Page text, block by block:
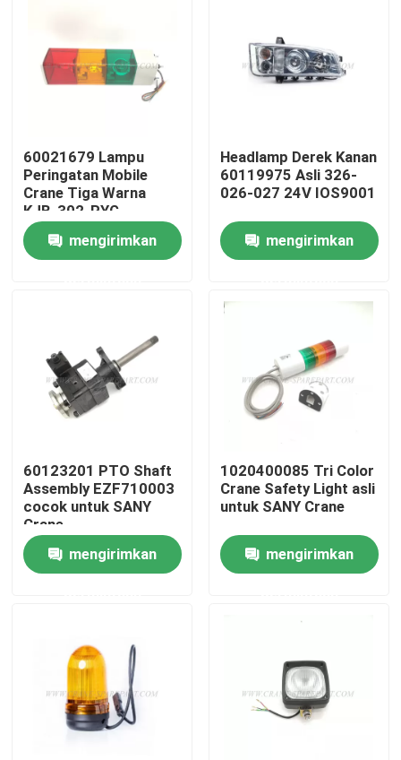
Rumah
Tentang kita
Wisata pabrik
Kontrol kualitas
Hubungi kami
Suku cadang derek
60021679 Lampu
Peringatan Mobile
Crane Tiga Warna
KJB-302-RYG
mengirimkan
Headlamp Derek Kanan
60119975 Asli 326-
026-027 24V IOS9001
mengirimkan
60123201 PTO Shaft
Assembly EZF710003
cocok untuk SANY
Crane
mengirimkan
1020400085 Tri Color
Crane Safety Light asli
untuk SANY Crane
mengirimkan